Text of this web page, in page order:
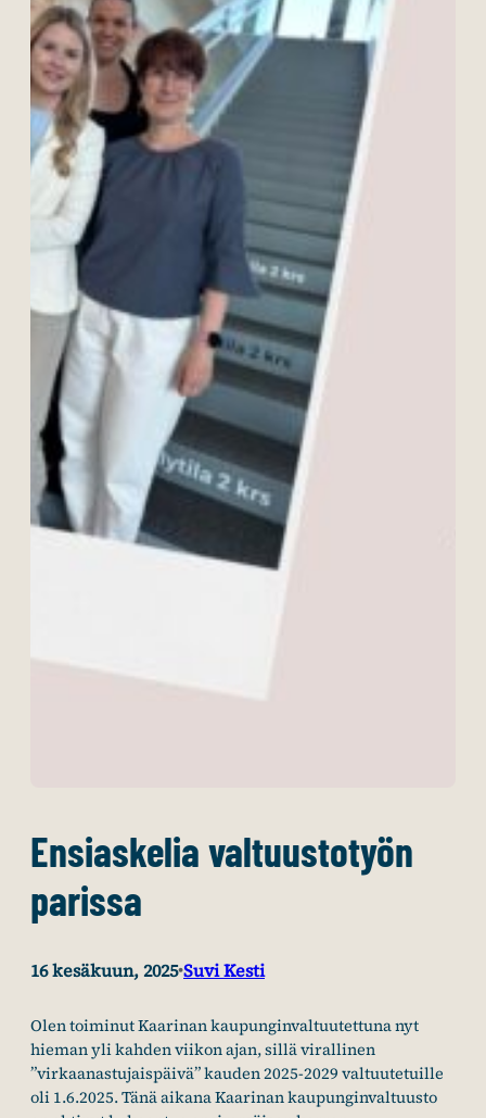
Ensiaskelia valtuustotyön
parissa
16 kesäkuun, 2025•Suvi Kesti
Olen toiminut Kaarinan kaupunginvaltuutettuna nyt
hieman yli kahden viikon ajan, sillä virallinen
”virkaanastujaispäivä” kauden 2025-2029 valtuutetuille
oli 1.6.2025. Tänä aikana Kaarinan kaupunginvaltuusto